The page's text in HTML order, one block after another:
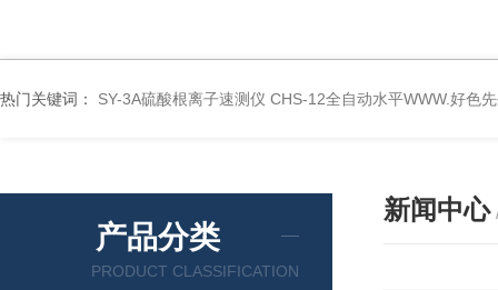
热门关键词： SY-3A硫酸根离子速测仪 CHS-12全自动水平WWW.好色
产品分类
PRODUCT CLASSIFICATION
新闻中心